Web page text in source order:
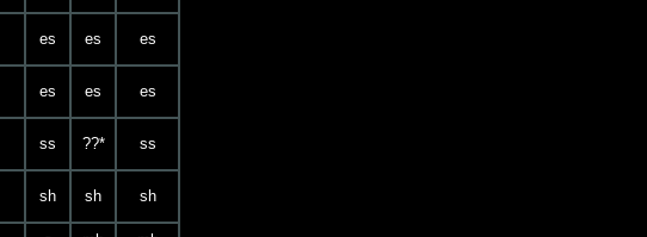
es es es
es es es
ss ??* ss
sh sh sh